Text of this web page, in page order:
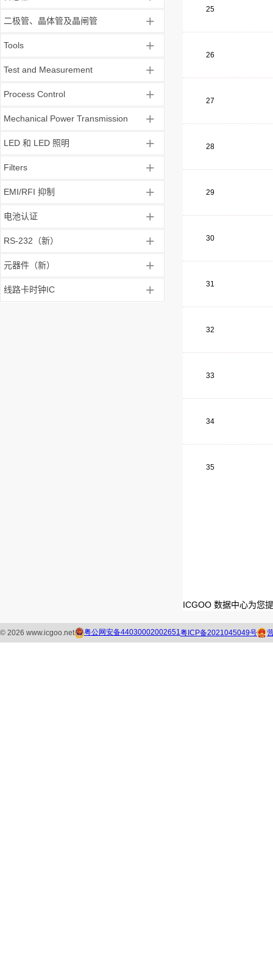
二极管、晶体管及晶闸管 +
Tools +
Test and Measurement +
Process Control +
Mechanical Power Transmission +
LED 和 LED 照明 +
Filters +
EMI/RFI 抑制 +
电池认证 +
RS-232（新） +
元器件（新） +
线路卡时钟IC +
25
26
27
28
29
30
31
32
33
34
35
ICGOO 数据中心为您